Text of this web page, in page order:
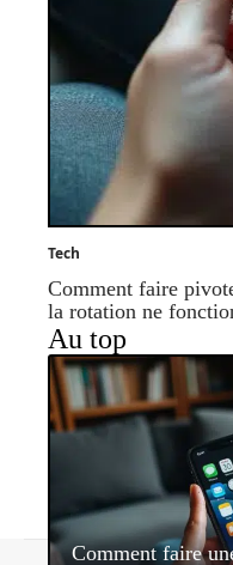
Tech
Comment faire
la rotation ne
Au top
Comment faire